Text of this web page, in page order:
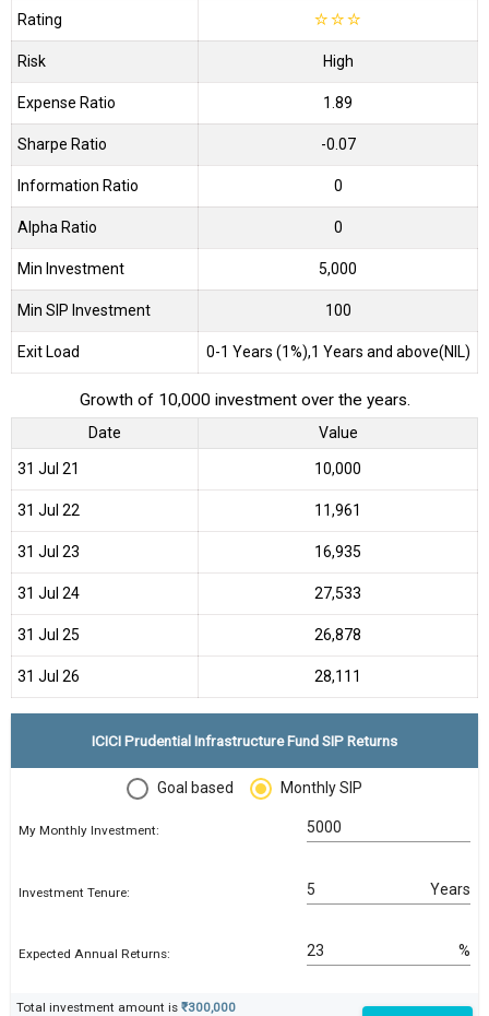
Rating ☆☆☆
Risk High
Expense Ratio 1.89
Sharpe Ratio -0.07
Information Ratio 0
Alpha Ratio 0
Min Investment 5,000
Min SIP Investment 100
Exit Load 0-1 Years (1%),1 Years and above(NIL)
Growth of 10,000 investment over the years.
Date Value
31 Jul 21 ₹10,000
31 Jul 22 ₹11,961
31 Jul 23 ₹16,935
31 Jul 24 ₹27,533
31 Jul 25 ₹26,878
31 Jul 26 ₹28,111
ICICI Prudential Infrastructure Fund SIP Returns
Goal based Monthly SIP
My Monthly Investment:
Investment Tenure: Years
Expected Annual Returns: %
Total investment amount is ₹300,000